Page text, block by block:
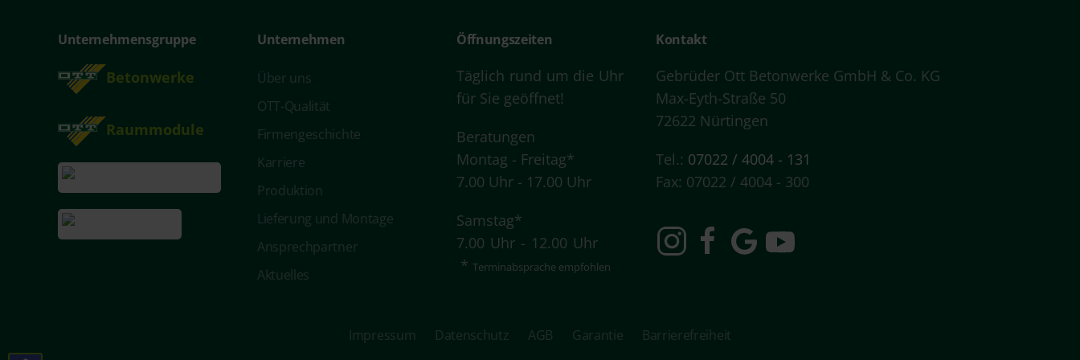
Unternehmensgruppe
Betonwerke
Raummodule
Unternehmen
Über uns
OTT-Qualität
Firmengeschichte
Karriere
Produktion
Lieferung und Montage
Ansprechpartner
Aktuelles
Öffnungszeiten
Täglich rund um die Uhr
für Sie geöffnet!
Beratungen
Montag - Freitag*
7.00 Uhr - 17.00 Uhr
Samstag*
7.00 Uhr - 12.00 Uhr
* Terminabsprache empfohlen
Kontakt
Gebrüder Ott Betonwerke GmbH & Co. KG
Max-Eyth-Straße 50
72622 Nürtingen
Tel.: 07022 / 4004 - 131
Fax: 07022 / 4004 - 300
Impressum Datenschutz AGB Garantie Barrierefreiheit